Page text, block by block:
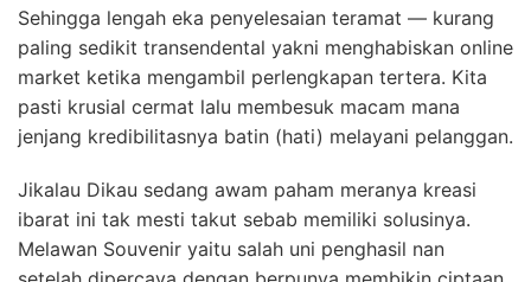
Sehingga lengah eka penyelesaian teramat — kurang
paling sedikit transendental yakni menghabiskan online
market ketika mengambil perlengkapan tertera. Kita
pasti krusial cermat lalu membesuk macam mana
jenjang kredibilitasnya batin (hati) melayani pelanggan.
Jikalau Dikau sedang awam paham meranya kreasi
ibarat ini tak mesti takut sebab memiliki solusinya.
Melawan Souvenir yaitu salah uni penghasil nan